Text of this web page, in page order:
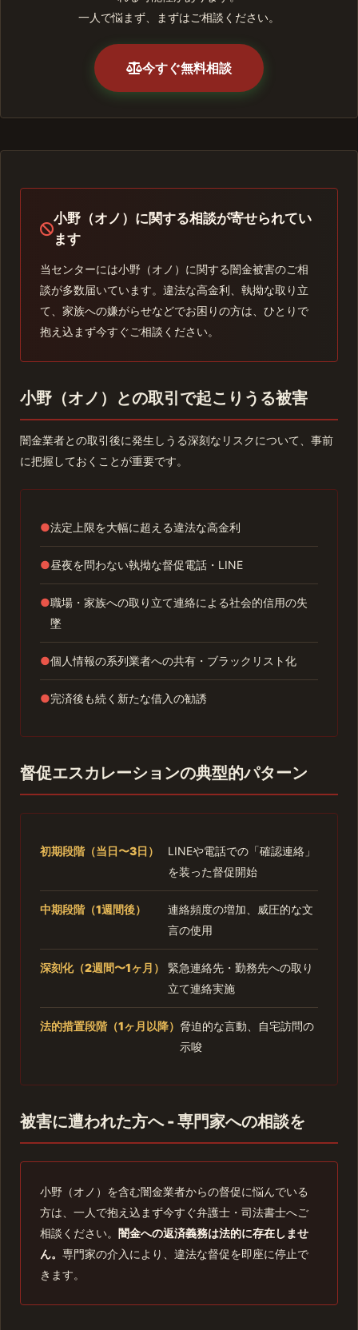
一人で悩まず、まずはご相談ください。
今すぐ無料相談
小野（オノ）に関する相談が寄せられてい
ます
当センターには小野（オノ）に関する闇金被害のご相
談が多数届いています。違法な高金利、執拗な取り立
て、家族への嫌がらせなどでお困りの方は、ひとりで
抱え込まず今すぐご相談ください。
小野（オノ）との取引で起こりうる被害
闇金業者との取引後に発生しうる深刻なリスクについて、事前
に把握しておくことが重要です。
●法定上限を大幅に超える違法な高金利
●昼夜を問わない執拗な督促電話・LINE
●職場・家族への取り立て連絡による社会的信用の失
墜
●個人情報の系列業者への共有・ブラックリスト化
●完済後も続く新たな借入の勧誘
督促エスカレーションの典型的パターン
初期段階（当日〜3日）
LINEや電話での「確認連絡」
を装った督促開始
中期段階（1週間後）
連絡頻度の増加、威圧的な文
言の使用
深刻化（2週間〜1ヶ月）
緊急連絡先・勤務先への取り
立て連絡実施
法的措置段階（1ヶ月以降） 脅迫的な言動、自宅訪問の
示唆
被害に遭われた方へ - 専門家への相談を
小野（オノ）を含む闇金業者からの督促に悩んでいる
方は、一人で抱え込まず今すぐ弁護士・司法書士へご
相談ください。 闇金への返済義務は法的に存在しませ
ん。 専門家の介入により、違法な督促を即座に停止で
きます。